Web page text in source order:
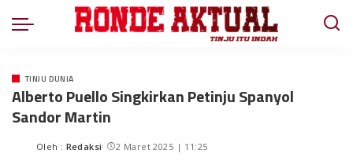
TINJU DUNIA
Alberto Puello Singkirkan Petinju Spanyol
Sandor Martin
Oleh : Redaksi 2 Maret 2025 | 11:25